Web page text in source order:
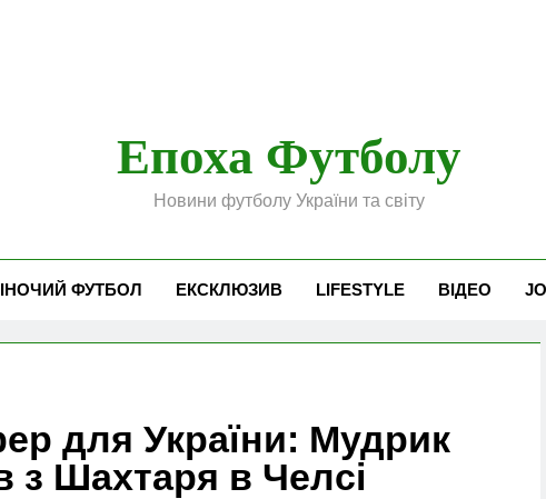
Епоха Футболу
Новини футболу України та світу
ФУТБОЛ ЕКСКЛЮЗИВ LIFESTYLE ВІДЕО
для України: Мудрик
з Шахтаря в Челсі